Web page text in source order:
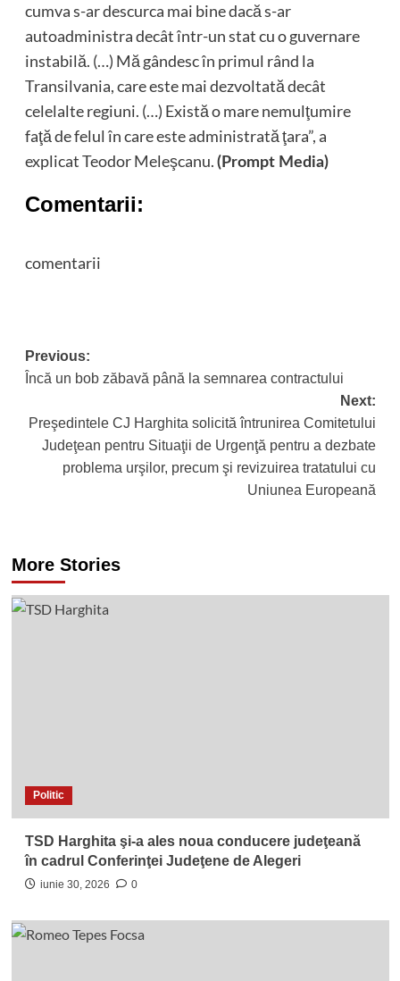
cumva s-ar descurca mai bine dacă s-ar
autoadministra decât într-un stat cu o guvernare
instabilă. (…) Mă gândesc în primul rând la
Transilvania, care este mai dezvoltată decât
celelalte regiuni. (…) Există o mare nemulţumire
faţă de felul în care este administrată ţara”, a
explicat Teodor Meleşcanu. (Prompt Media)
Comentarii:
comentarii
Post
navigation
Previous:
Încă un bob zăbavă până la semnarea contractului
Next:
Preşedintele CJ Harghita solicită întrunirea Comitetului
Judeţean pentru Situaţii de Urgenţă pentru a dezbate
problema urşilor, precum şi revizuirea tratatului cu
Uniunea Europeană
More Stories
Politic
TSD Harghita şi-a ales noua conducere judeţeană
în cadrul Conferinţei Judeţene de Alegeri
iunie 30, 2026 0